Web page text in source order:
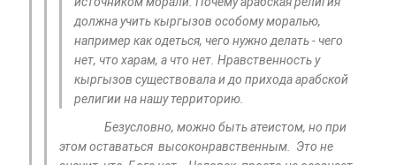
должна учить кыргызов особому моралью,
например как одеться, чего нужно делать - чего
нет, что харам, а что нет. Нравственность у
кыргызов существовала и до прихода арабской
религии на нашу территорию.
Безусловно, можно быть атеистом, но при
этом оставаться высоконравственным. Это не